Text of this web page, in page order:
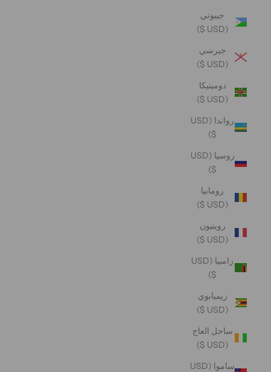
جيبوتي
(USD $)
جيرسي
(USD $)
دومينيكا
(USD $)
رواندا (USD
$)
روسيا (USD
$)
رومانيا
(USD $)
روينيون
(USD $)
زامبيا (USD
$)
زيمبابوي
(USD $)
ساحل العاج
(USD $)
ساموا (USD